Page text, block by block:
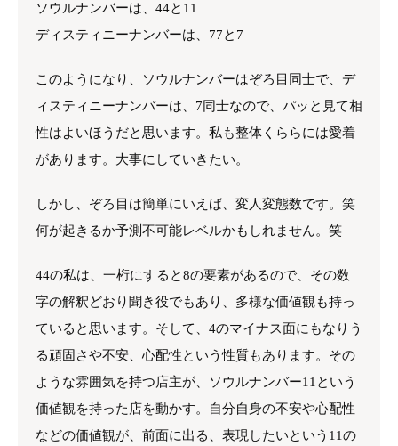
ソウルナンバーは、44と11
ディスティニーナンバーは、77と7
このようになり、ソウルナンバーはぞろ目同士で、デ
ィスティニーナンバーは、7同士なので、パッと見て相
性はよいほうだと思います。私も整体くららには愛着
があります。大事にしていきたい。
しかし、ぞろ目は簡単にいえば、変人変態数です。笑
何が起きるか予測不可能レベルかもしれません。笑
44の私は、一桁にすると8の要素があるので、その数
字の解釈どおり聞き役でもあり、多様な価値観も持っ
ていると思います。そして、4のマイナス面にもなりう
る頑固さや不安、心配性という性質もあります。その
ような雰囲気を持つ店主が、ソウルナンバー11という
価値観を持った店を動かす。自分自身の不安や心配性
などの価値観が、前面に出る、表現したいという11の